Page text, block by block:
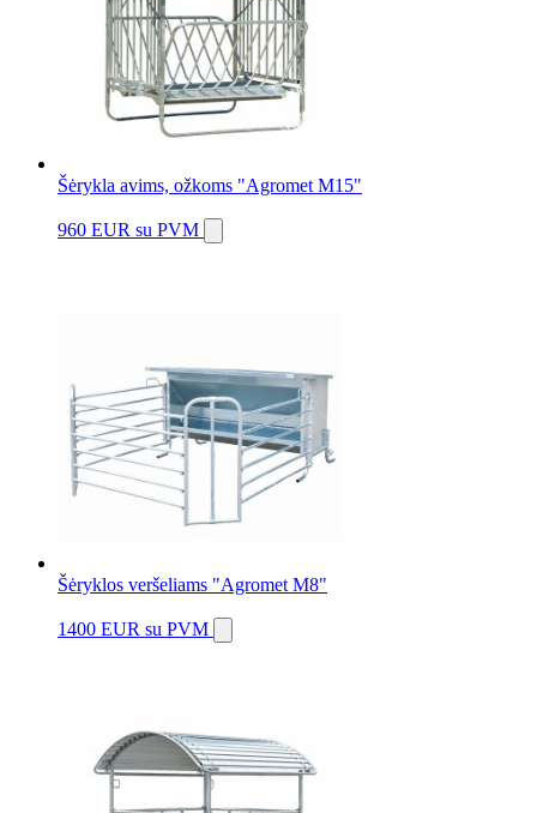
Šėrykla avims, ožkoms "Agromet M15"
960 EUR su PVM
Šėryklos veršeliams "Agromet M8"
1400 EUR su PVM